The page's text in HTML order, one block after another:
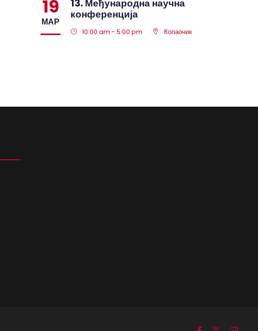
19
МАР
13. Међународна научна
конференција
10:00 am - 5:00 pm Копаоник